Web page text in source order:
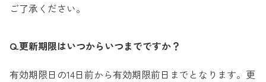
ご了承ください。
Q.更新期限はいつからいつまでですか？
有効期限日の14日前から有効期限前日までとなります。更